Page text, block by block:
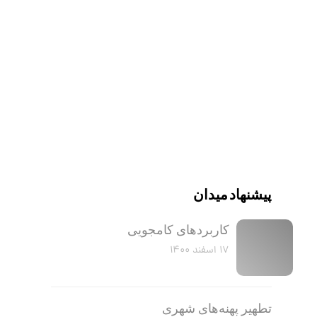
پیشنهاد میدان
کاربرد‌های کامجویی
۱۷ اسفند ۱۴۰۰
تطهیر پهنه‌های شهری